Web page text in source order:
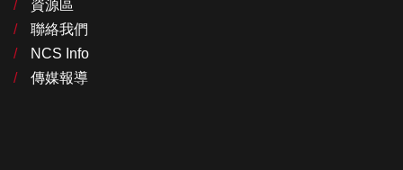
資源區
聯絡我們
NCS Info
傳媒報導